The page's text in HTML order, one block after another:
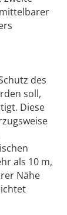
des
soll,
Diese
als 10 m,
Nähe